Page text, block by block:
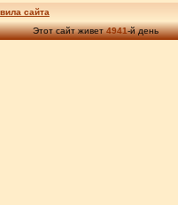
сайта
Этот сайт живет4941-й день